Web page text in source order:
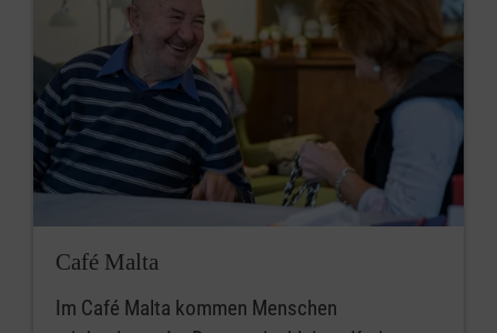
Café Malta
Im Café Malta kommen Menschen